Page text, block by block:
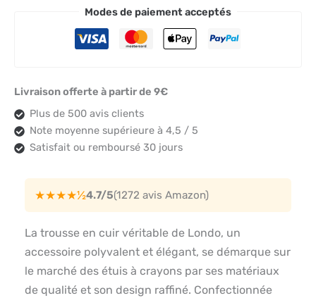
Modes de paiement acceptés
Livraison offerte à partir de 9€
Plus de 500 avis clients
Note moyenne supérieure à 4,5 / 5
Satisfait ou remboursé 30 jours
★★★★½4.7/5(1272 avis Amazon)
La trousse en cuir véritable de Londo, un
accessoire polyvalent et élégant, se démarque sur
le marché des étuis à crayons par ses matériaux
de qualité et son design raffiné. Confectionnée